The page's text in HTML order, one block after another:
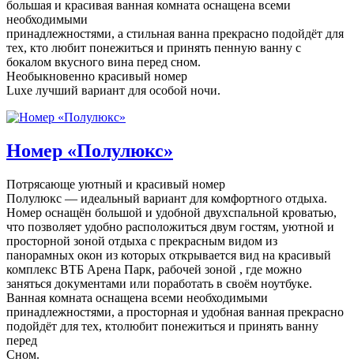
большая и красивая ванная комната оснащена всеми
необходимыми
принадлежностями, а стильная ванна прекрасно подойдёт для
тех, кто любит понежиться и принять пенную ванну с
бокалом вкусного вина перед сном.
Необыкновенно красивый номер
Luxe лучший вариант для особой ночи.
Номер «Полулюкс»
Потрясающе уютный и красивый номер
Полулюкс — идеальный вариант для комфортного отдыха.
Номер оснащён большой и удобной двухспальной кроватью,
что позволяет удобно расположиться двум гостям, уютной и
просторной зоной отдыха с прекрасным видом из
панорамных окон из которых открывается вид на красивый
комплекс ВТБ Арена Парк, рабочей зоной , где можно
заняться документами или поработать в своём ноутбуке.
Ванная комната оснащена всеми необходимыми
принадлежностями, а просторная и удобная ванная прекрасно
подойдёт для тех, ктолюбит понежиться и принять ванну
перед
Сном.